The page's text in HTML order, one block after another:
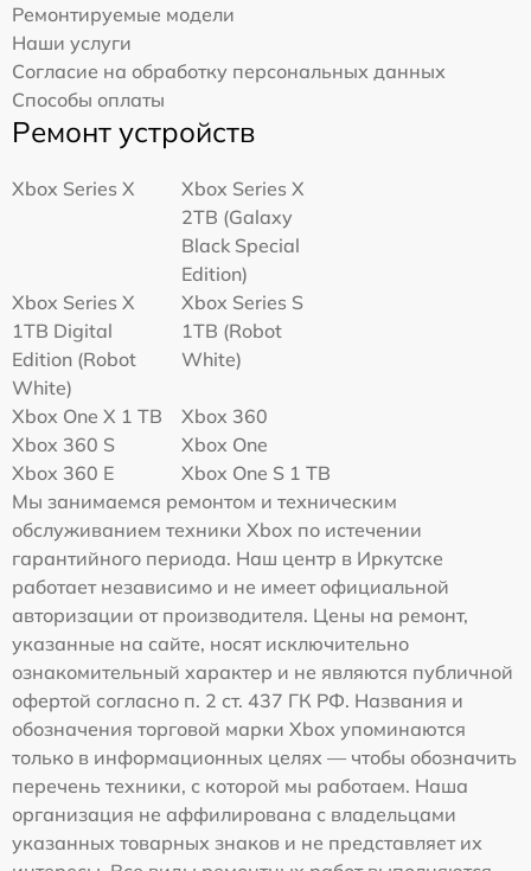
Ремонтируемые модели
Наши услуги
Согласие на обработку персональных данных
Способы оплаты
Ремонт устройств
Xbox Series X
Xbox Series X
2TB (Galaxy
Black Special
Edition)
Xbox Series X
1TB Digital
Edition (Robot
White)
Xbox Series S
1TB (Robot
White)
Xbox One X 1 TB
Xbox 360
Xbox 360 S
Xbox One
Xbox 360 E
Xbox One S 1 TB
Мы занимаемся ремонтом и техническим
обслуживанием техники Xbox по истечении
гарантийного периода. Наш центр в Иркутске
работает независимо и не имеет официальной
авторизации от производителя. Цены на ремонт,
указанные на сайте, носят исключительно
ознакомительный характер и не являются публичной
офертой согласно п. 2 ст. 437 ГК РФ. Названия и
обозначения торговой марки Xbox упоминаются
только в информационных целях — чтобы обозначить
перечень техники, с которой мы работаем. Наша
организация не аффилирована с владельцами
указанных товарных знаков и не представляет их